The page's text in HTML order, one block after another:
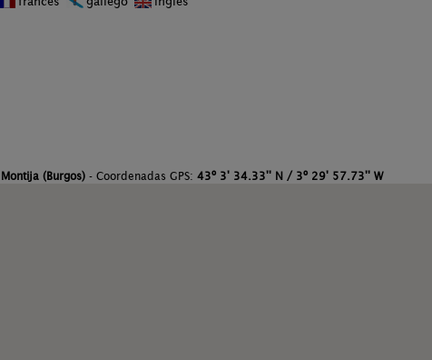
(Burgos)- Coordenadas GPS: 43º 3' 34.33'' N / 3º 29' 57.73'' W